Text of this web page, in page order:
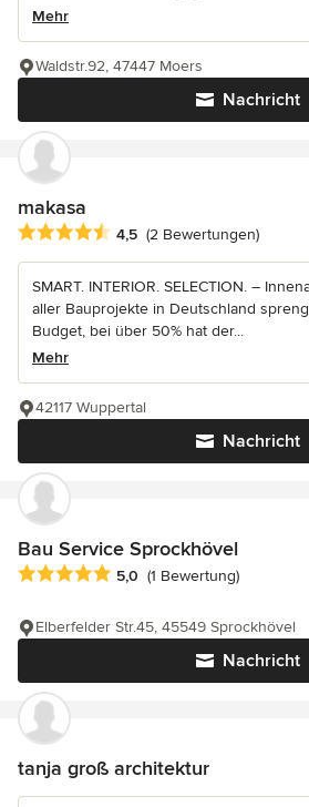
Mehr
Nachricht
Waldstr.92, 47447 Moers
makasa
Durchschnittliche Bewertung: 4.5 von
4,5 (2 Bewertungen)
SMART. INTERIOR. SELECTION. –
aller Bauprojekte in Deutschland
Budget, bei über 50% hat der...
Mehr
Nachricht
42117 Wuppertal
Bau Service Sprockhövel
Durchschnittliche Bewertung: 5 von 5
5,0 (1 Bewertung)
Nachricht
Elberfelder Str.45, 45549 Sprockhövel
tanja groß architektur